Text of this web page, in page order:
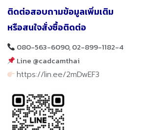
ติดต่อสอบถามข้อมูลเพิ่มเติม
หรือสนใจสั่งซื้อติดต่อ
080-563-6090, 02-899-1182-4
Line @cadcamthai
https://lin.ee/2mDwEF3